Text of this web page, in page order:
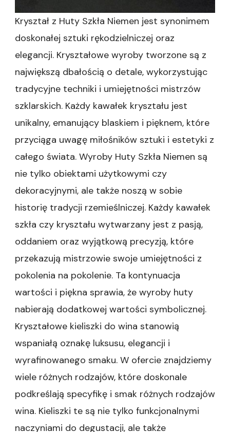
Kryształ z Huty Szkła Niemen jest synonimem
doskonałej sztuki rękodzielniczej oraz
elegancji. Kryształowe wyroby tworzone są z
największą dbałością o detale, wykorzystując
tradycyjne techniki i umiejętności mistrzów
szklarskich. Każdy kawałek kryształu jest
unikalny, emanujący blaskiem i pięknem, które
przyciąga uwagę miłośników sztuki i estetyki z
całego świata. Wyroby Huty Szkła Niemen są
nie tylko obiektami użytkowymi czy
dekoracyjnymi, ale także noszą w sobie
historię tradycji rzemieślniczej. Każdy kawałek
szkła czy kryształu wytwarzany jest z pasją,
oddaniem oraz wyjątkową precyzją, które
przekazują mistrzowie swoje umiejętności z
pokolenia na pokolenie. Ta kontynuacja
wartości i piękna sprawia, że wyroby huty
nabierają dodatkowej wartości symbolicznej.
Kryształowe kieliszki do wina stanowią
wspaniałą oznakę luksusu, elegancji i
wyrafinowanego smaku. W ofercie znajdziemy
wiele różnych rodzajów, które doskonale
podkreślają specyfikę i smak różnych rodzajów
wina. Kieliszki te są nie tylko funkcjonalnymi
naczyniami do degustacji, ale także